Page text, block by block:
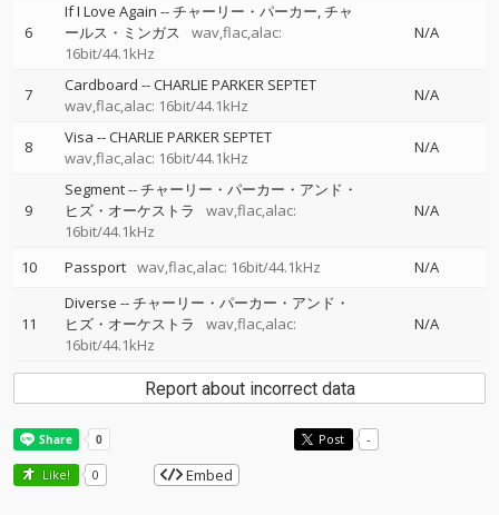
6
If I Love Again --チャーリー・パーカー チャ
ールス・ミンガス
wav,flac,alac:
16bit/44.1kHz
N/A
7 Cardboard --CHARLIE PARKER SEPTET
wav,flac,alac: 16bit/44.1kHz
N/A
8 Visa --CHARLIE PARKER SEPTET
wav,flac,alac: 16bit/44.1kHz
N/A
9
Segment--チャーリー・パーカー・アンド・
ヒズ・オーケストラ
wav,flac,alac:
16bit/44.1kHz
N/A
10 Passport wav,flac,alac: 16bit/44.1kHz N/A
11
Diverse --チャーリー・パーカー・アンド・
ヒズ・オーケストラ
wav,flac,alac:
16bit/44.1kHz
N/A
Report about incorrect data
Post -
Like! 0 Embed